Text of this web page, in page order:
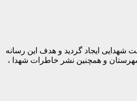
رسالت شهدایی ایجاد گردید و هدف این رسانه
و همچنین نشر خاطرات شهدا ،